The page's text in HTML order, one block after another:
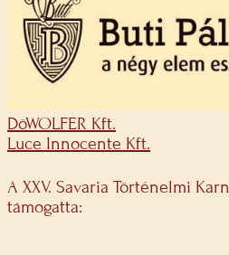
DöWOLFER Kft.
Luce Innocente Kft.
A XXV. Savaria Történelmi
támogatta: